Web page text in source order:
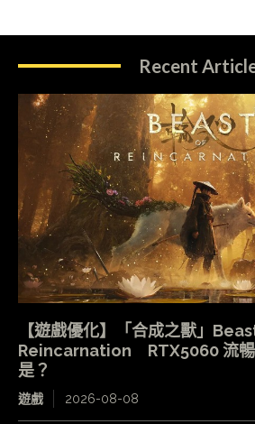
Recent
【遊戲優化】「合成之獸」
Reincarnation RTX5060 流暢
是？
遊戲 2026-08-08